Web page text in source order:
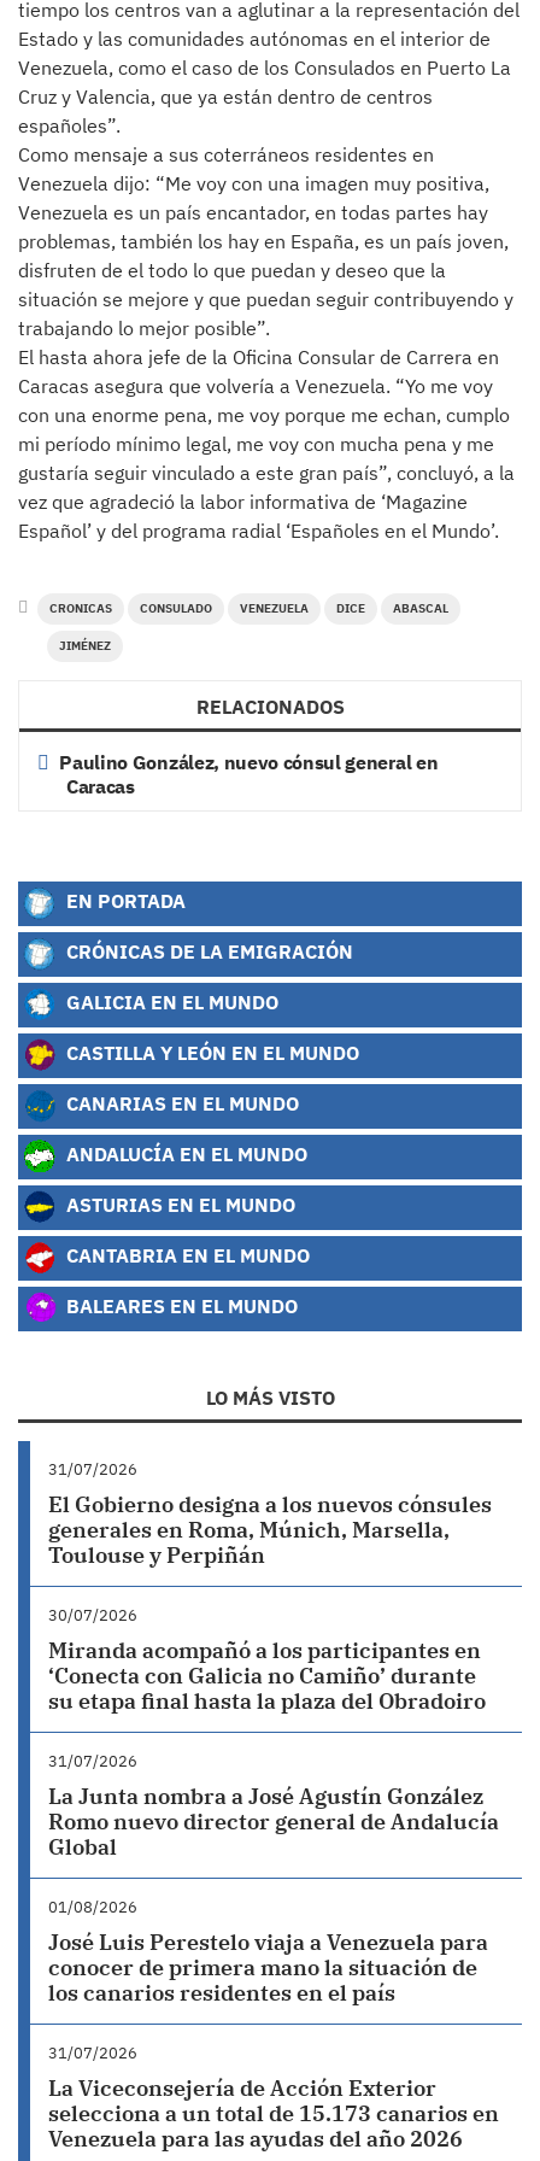
tiempo los centros van a aglutinar a la representación del
Estado y las comunidades autónomas en el interior de
Venezuela, como el caso de los Consulados en Puerto La
Cruz y Valencia, que ya están dentro de centros
españoles”.
Como mensaje a sus coterráneos residentes en
Venezuela dijo: “Me voy con una imagen muy positiva,
Venezuela es un país encantador, en todas partes hay
problemas, también los hay en España, es un país joven,
disfruten de el todo lo que puedan y deseo que la
situación se mejore y que puedan seguir contribuyendo y
trabajando lo mejor posible”.
El hasta ahora jefe de la Oficina Consular de Carrera en
Caracas asegura que volvería a Venezuela. “Yo me voy
con una enorme pena, me voy porque me echan, cumplo
mi período mínimo legal, me voy con mucha pena y me
gustaría seguir vinculado a este gran país”, concluyó, a la
vez que agradeció la labor informativa de ‘Magazine
Español’ y del programa radial ‘Españoles en el Mundo’.
CRONICAS CONSULADO VENEZUELA DICE ABASCAL
JIMÉNEZ
RELACIONADOS
Paulino González, nuevo cónsul general en
Caracas
EN PORTADA
CRÓNICAS DE LA EMIGRACIÓN
GALICIA EN EL MUNDO
CASTILLA Y LEÓN EN EL MUNDO
CANARIAS EN EL MUNDO
ANDALUCÍA EN EL MUNDO
ASTURIAS EN EL MUNDO
CANTABRIA EN EL MUNDO
BALEARES EN EL MUNDO
LO MÁS VISTO
31/07/2026
El Gobierno designa a los nuevos cónsules
generales en Roma, Múnich, Marsella,
Toulouse y Perpiñán
30/07/2026
Miranda acompañó a los participantes en
‘Conecta con Galicia no Camiño’ durante
su etapa final hasta la plaza del Obradoiro
31/07/2026
La Junta nombra a José Agustín González
Romo nuevo director general de Andalucía
Global
01/08/2026
José Luis Perestelo viaja a Venezuela para
conocer de primera mano la situación de
los canarios residentes en el país
31/07/2026
La Viceconsejería de Acción Exterior
selecciona a un total de 15.173 canarios en
Venezuela para las ayudas del año 2026